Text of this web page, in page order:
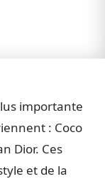
importante
: Coco
Dior. Ces
et de la